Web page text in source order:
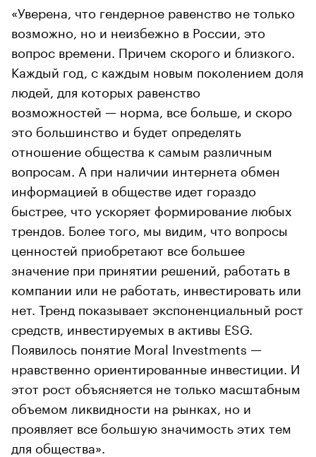
«Уверена, что гендерное равенство не только
возможно, но и неизбежно в России, это
вопрос времени. Причем скорого и близкого.
Каждый год, с каждым новым поколением доля
людей, для которых равенство
возможностей — норма, все больше, и скоро
это большинство и будет определять
отношение общества к самым различным
вопросам. А при наличии интернета обмен
информацией в обществе идет гораздо
быстрее, что ускоряет формирование любых
трендов. Более того, мы видим, что вопросы
ценностей приобретают все большее
значение при принятии решений, работать в
компании или не работать, инвестировать или
нет. Тренд показывает экспоненциальный рост
средств, инвестируемых в активы ESG.
Появилось понятие Moral Investments —
нравственно ориентированные инвестиции. И
этот рост объясняется не только масштабным
объемом ликвидности на рынках, но и
проявляет все большую значимость этих тем
для общества».